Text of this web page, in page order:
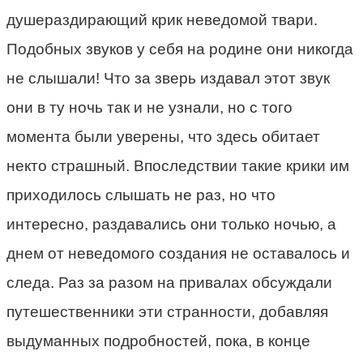
душераздирающий крик неведомой твари.
Подобных звуков у себя на родине они никогда
не слышали! Что за зверь издавал этот звук
они в ту ночь так и не узнали, но с того
момента были уверены, что здесь обитает
некто страшный. Впоследствии такие крики им
приходилось слышать не раз, но что
интересно, раздавались они только ночью, а
днем от неведомого создания не оставалось и
следа. Раз за разом на привалах обсуждали
путешественники эти странности, добавляя
выдуманных подробностей, пока, в конце